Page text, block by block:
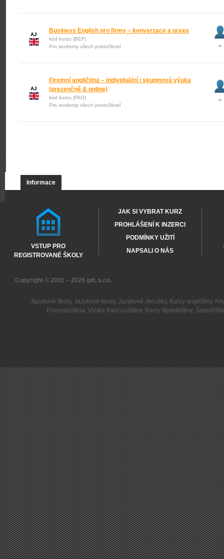
AJ
Business English pro firmy – konverzace a praxe
kód kurzu (BEF)
Pro studenty všech pokročilostí
–
AJ
Firemní angličtina – individuální i skupinová výuka
(prezenčně & online)
kód kurzu (FAO)
Pro studenty všech pokročilostí
–
Informace
VSTUP PRO
REGISTROVANÉ ŠKOLY
JAK SI VYBRAT KURZ
PROHLÁŠENÍ K INZERCI
PODMÍNKY UŽITÍ
NAPSALI O NÁS
Copyright © 2001 – 2026 gdi, s.r.o.
Jazykové školy, Jazykové kurzy, Jazykové zkoušky, Kurzy angličtiny,
Francouzština,Výuka francouzštiny, Kurzy španělštiny,